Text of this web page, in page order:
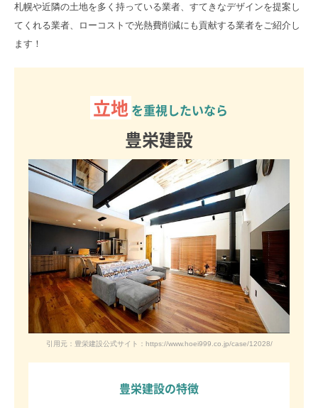
札幌や近隣の土地を多く持っている業者、すてきなデザインを提案し
てくれる業者、ローコストで光熱費削減にも貢献する業者をご紹介し
ます！
立地 を重視したいなら
豊栄建設
引用元：豊栄建設公式サイト：https://www.hoei999.co.jp/case/12028/
豊栄建設の特徴